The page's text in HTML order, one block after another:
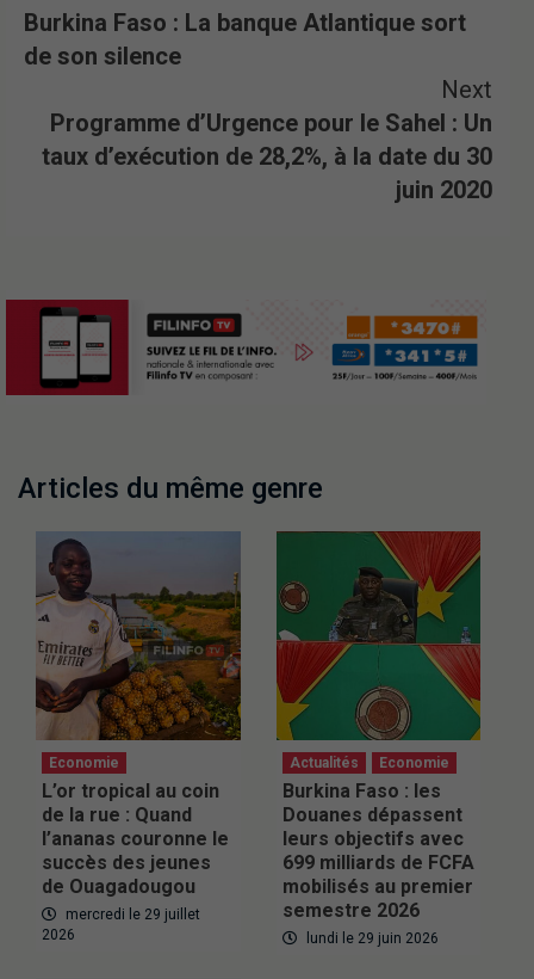
Burkina Faso : La banque Atlantique sort
de son silence
Next
Programme d’Urgence pour le Sahel : Un
taux d’exécution de 28,2%, à la date du 30
juin 2020
Articles du même genre
Economie
L’or tropical au coin
de la rue : Quand
l’ananas couronne le
succès des jeunes
de Ouagadougou
mercredi le 29 juillet
2026
Actualités Economie
Burkina Faso : les
Douanes dépassent
leurs objectifs avec
699 milliards de FCFA
mobilisés au premier
semestre 2026
lundi le 29 juin 2026